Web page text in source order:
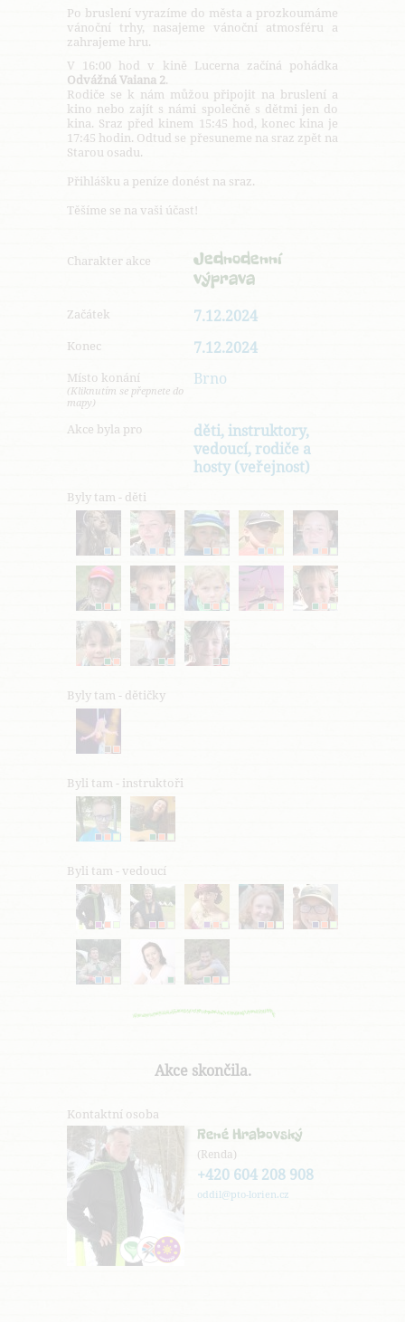
Po bruslení vyrazíme do města a prozkoumáme
vánoční trhy, nasajeme vánoční atmosféru a
zahrajeme hru.
V 16:00 hod v kině Lucerna začíná pohádka
Odvážná Vaiana 2.
Rodiče se k nám můžou připojit na bruslení a
kino nebo zajít s námi společně s dětmi jen do
kina. Sraz před kinem 15:45 hod, konec kina je
17:45 hodin. Odtud se přesuneme na sraz zpět na
Starou osadu.
Přihlášku a peníze donést na sraz.
Těšíme se na vaši účast!
Charakter akce
Jednodenní
výprava
Začátek 7.12.2024
Konec 7.12.2024
Místo konání
(Kliknutím se přepnete do
mapy)
Brno
Akce byla pro
děti, instruktory,
vedoucí, rodiče a
hosty (veřejnost)
Byly tam - děti
Byly tam - dětičky
Byli tam - instruktoři
Byli tam - vedoucí
Akce skončila.
Kontaktní osoba
René Hrabovský
(Renda)
+420 604 208 908
oddil@pto-lorien.cz